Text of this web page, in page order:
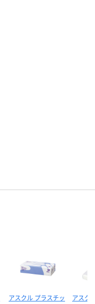
アスクル プラスチッ
アスク